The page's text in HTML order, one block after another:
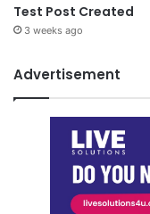
Test Post Created
3 weeks ago
Advertisement